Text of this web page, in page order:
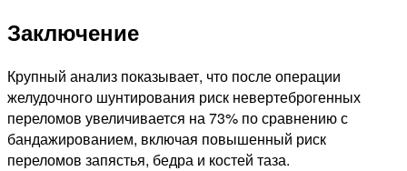
Заключение
Крупный анализ показывает, что после операции
желудочного шунтирования риск невертеброгенных
переломов увеличивается на 73% по сравнению с
бандажированием, включая повышенный риск
переломов запястья, бедра и костей таза.